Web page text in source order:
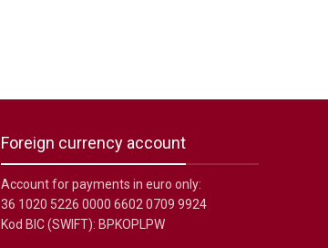
Foreign currency account
Account for payments in euro only:
36 1020 5226 0000 6602 0709 9924
Kod BIC (SWIFT): BPKOPLPW